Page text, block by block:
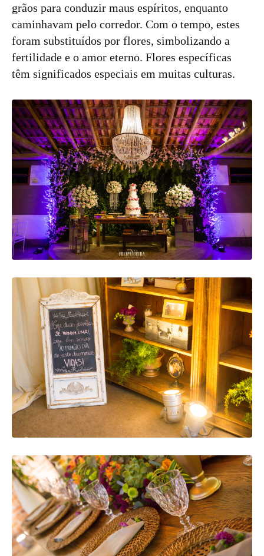
grãos para conduzir maus espíritos, enquanto
caminhavam pelo corredor. Com o tempo, estes
foram substituídos por flores, simbolizando a
fertilidade e o amor eterno. Flores específicas
têm significados especiais em muitas culturas.